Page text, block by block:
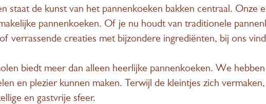
staat de kunst van het pannenkoeken bakken centraal. Onze
pannenkoeken. Of je nu houdt van traditionele
verrassende creaties met bijzondere ingrediënten, bij ons
biedt meer dan alleen heerlijke pannenkoeken. We
en plezier kunnen maken. Terwijl de kleintjes zich
en gastvrije sfeer.